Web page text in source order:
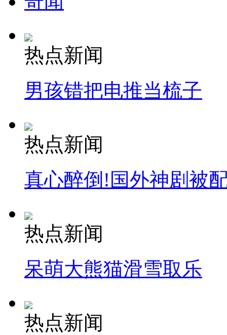
热点新闻
男孩错把电推当梳子
热点新闻
真心醉倒!国外神剧被
热点新闻
呆萌大熊猫滑雪取乐
热点新闻